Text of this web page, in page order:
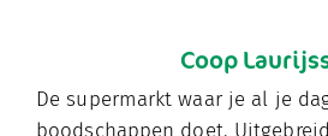
Coop
De supermarkt waar je al je
boodschappen doet.